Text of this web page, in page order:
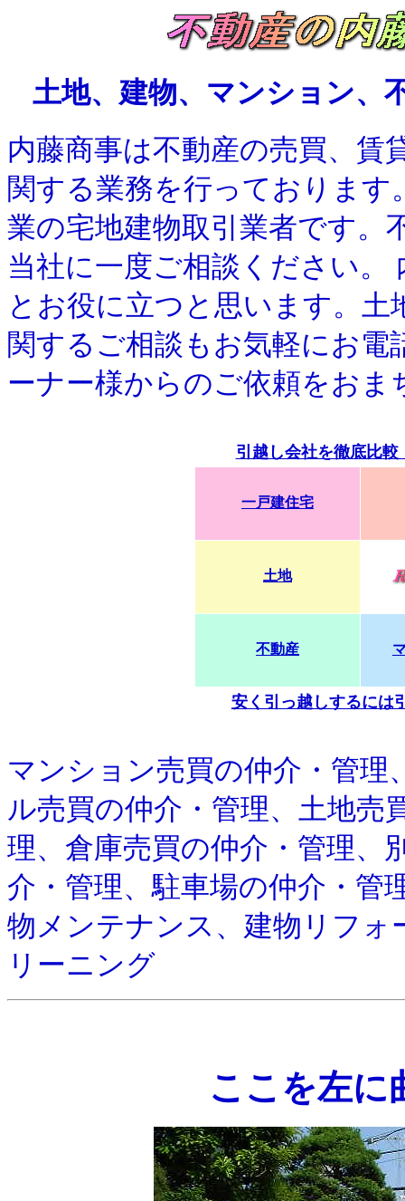
土地、建物、マンション、
内藤商事は不動産の売買、賃
関する業務を行っております
業の宅地建物取引業者です。
当社に一度ご相談ください。
とお役に立つと思います。 土
関するご相談もお気軽にお電
ーナー様からのご依頼をおま
引越し会社を徹底比
一戸建住宅
土地
不動産
安く引っ越しするには
マンション売買の仲介・管理
ル売買の仲介・管理、土地売
理、倉庫売買の仲介・管理、
介・管理、駐車場の仲介・管
物メンテナンス、建物リフ
リーニング
ここを左に